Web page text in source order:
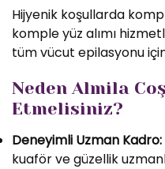
Hijyenik koşullarda
komple yüz alımı
tüm vücut epilasyonu
Neden Almila
Etmelisiniz?
Deneyimli Uzman Kadro:
kuaför ve güzellik